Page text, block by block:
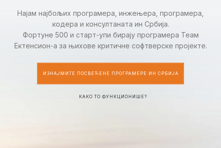
Најам најбољих програмера, инжењера, програмера,
кодера и консултаната ин Србија.
Фортуне 500 и старт-упи бирају програмера Теам
Ектенсион-а за њихове критичне софтверске пројекте.
ИЗНАЈМИТЕ ПОСВЕЋЕНЕ ПРОГРАМЕРЕ ИН СРБИЈА
КАКО ТО ФУНКЦИОНИШЕ?